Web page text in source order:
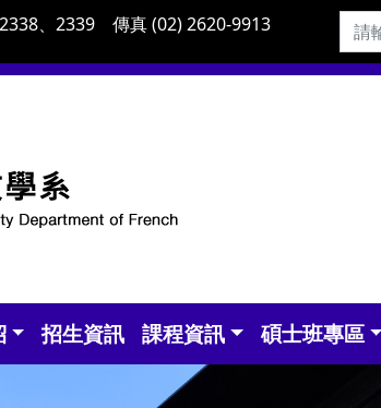
、2339 傳真 (02) 2620-9913
招生資訊 課程資訊 碩士班專區